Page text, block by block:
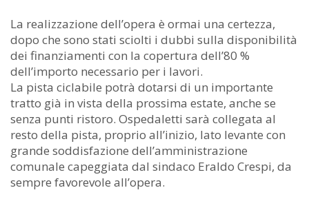
La realizzazione dell’opera è ormai una certezza,
dopo che sono stati sciolti i dubbi sulla disponibilità
dei finanziamenti con la copertura dell’80 %
dell’importo necessario per i lavori.
La pista ciclabile potrà dotarsi di un importante
tratto già in vista della prossima estate, anche se
senza punti ristoro. Ospedaletti sarà collegata al
resto della pista, proprio all’inizio, lato levante con
grande soddisfazione dell’amministrazione
comunale capeggiata dal sindaco Eraldo Crespi, da
sempre favorevole all’opera.